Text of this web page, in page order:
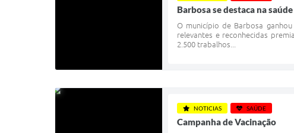
Barbosa se destaca na
O município de Barbosa
relevantes e reconhecidas
2.500 trabalhos...
NOTICIAS SAÚDE
Campanha de Vacinação